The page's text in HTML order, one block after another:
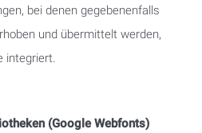
bei denen gegebenenfalls
und übermittelt werden,
integriert.
(Google Webfonts)